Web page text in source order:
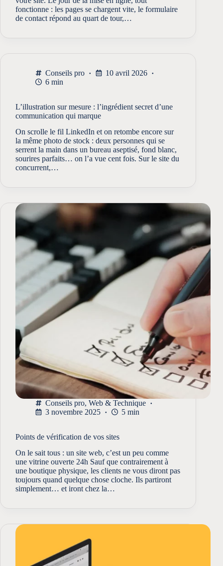
fonctionne : les pages se chargent vite, le formulaire
de contact répond au quart de tour,…
Conseils pro
10 avril 2026
6 min
L’illustration sur mesure : l’ingrédient secret d’une
communication qui marque
On scrolle le fil LinkedIn et on retombe encore sur
la même photo de stock : deux personnes qui se
serrent la main dans un bureau aseptisé, fond blanc,
sourires parfaits… on l’a vue cent fois. Sur le site du
concurrent,…
Conseils pro, Web & Technique
3 novembre 2025
5 min
Points de vérification de vos sites
On le sait tous : un site web, c’est un peu comme
une vitrine ouverte 24h Sauf que contrairement à
une boutique physique, les clients ne vous diront pas
toujours quand quelque chose cloche. Ils partiront
simplement… et iront chez la…